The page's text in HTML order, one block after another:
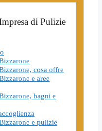
di Pulizie
cosa offre
e aree
bagni e
e pulizie